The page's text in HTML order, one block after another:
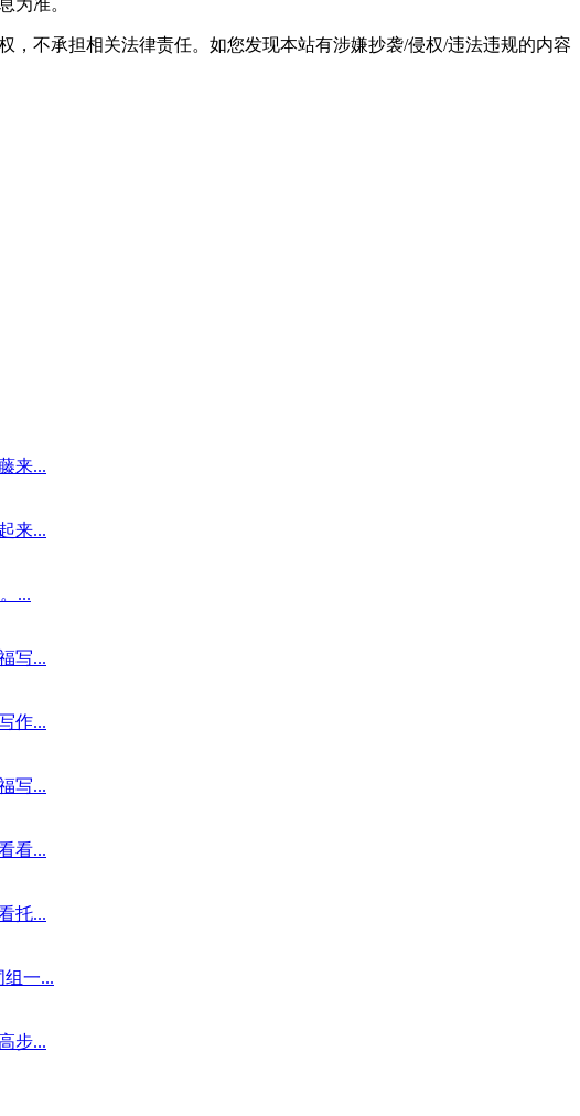
为准。
不承担相关法律责任。如您发现本站有涉嫌抄袭/侵权/违法违规的内容
来...
来...
...
写...
作...
写...
看...
托...
一...
步...